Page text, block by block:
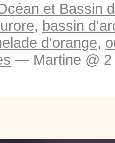
et Bassin
, bassin
d'orange,
— Martine @ 2